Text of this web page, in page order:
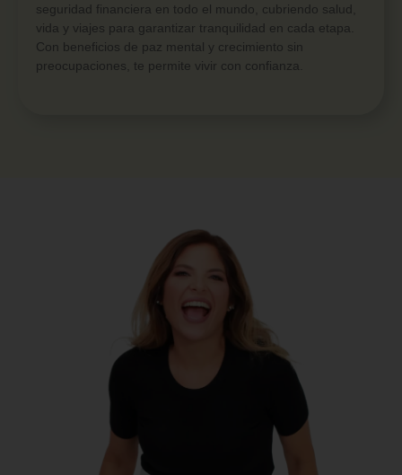
seguridad financiera en todo el mundo, cubriendo salud,
vida y viajes para garantizar tranquilidad en cada etapa.
Con beneficios de paz mental y crecimiento sin
preocupaciones, te permite vivir con confianza.